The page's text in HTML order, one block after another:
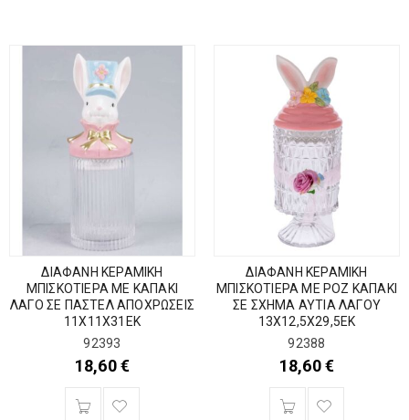
ΔΙΑΦΑΝΗ ΚΕΡΑΜΙΚΗ
ΜΠΙΣΚΟΤΙΕΡΑ ΜΕ ΚΑΠΑΚΙ
ΛΑΓΟ ΣΕ ΠΑΣΤΕΛ ΑΠΟΧΡΩΣΕΙΣ
11Χ11Χ31ΕΚ
92393
18,60€
ΔΙΑΦΑΝΗ ΚΕΡΑΜΙΚΗ
ΜΠΙΣΚΟΤΙΕΡΑ ΜΕ ΡΟΖ ΚΑΠΑΚΙ
ΣΕ ΣΧΗΜΑ ΑΥΤΙΑ ΛΑΓΟΥ
13Χ12,5Χ29,5ΕΚ
92388
18,60€